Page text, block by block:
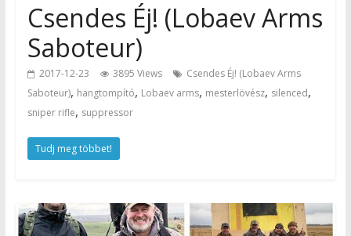
Csendes Éj! (Lobaev Arms
Saboteur)
2017-12-23 3895 Views
Csendes Éj! (Lobaev Arms
Saboteur), hangtompító, Lobaev arms, mesterlövész, silenced,
sniper rifle, suppressor
Tudj meg többet!